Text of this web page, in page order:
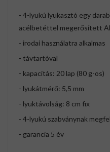
- 4-lyukú lyukasztó egy
acélbetéttel megerősített
- irodai használatra alkalmas
- távtartóval
- kapacitás: 20 lap (80 g-os)
- lyukátmérő: 5,5 mm
- lyuktávolság: 8 cm fix
- 4-lyukú szabványnak
- garancia 5 év